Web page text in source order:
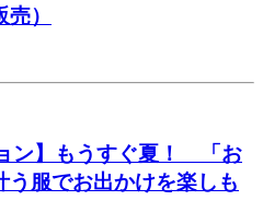
）
ン】もうすぐ夏！ 「お
う服でお出かけを楽しも